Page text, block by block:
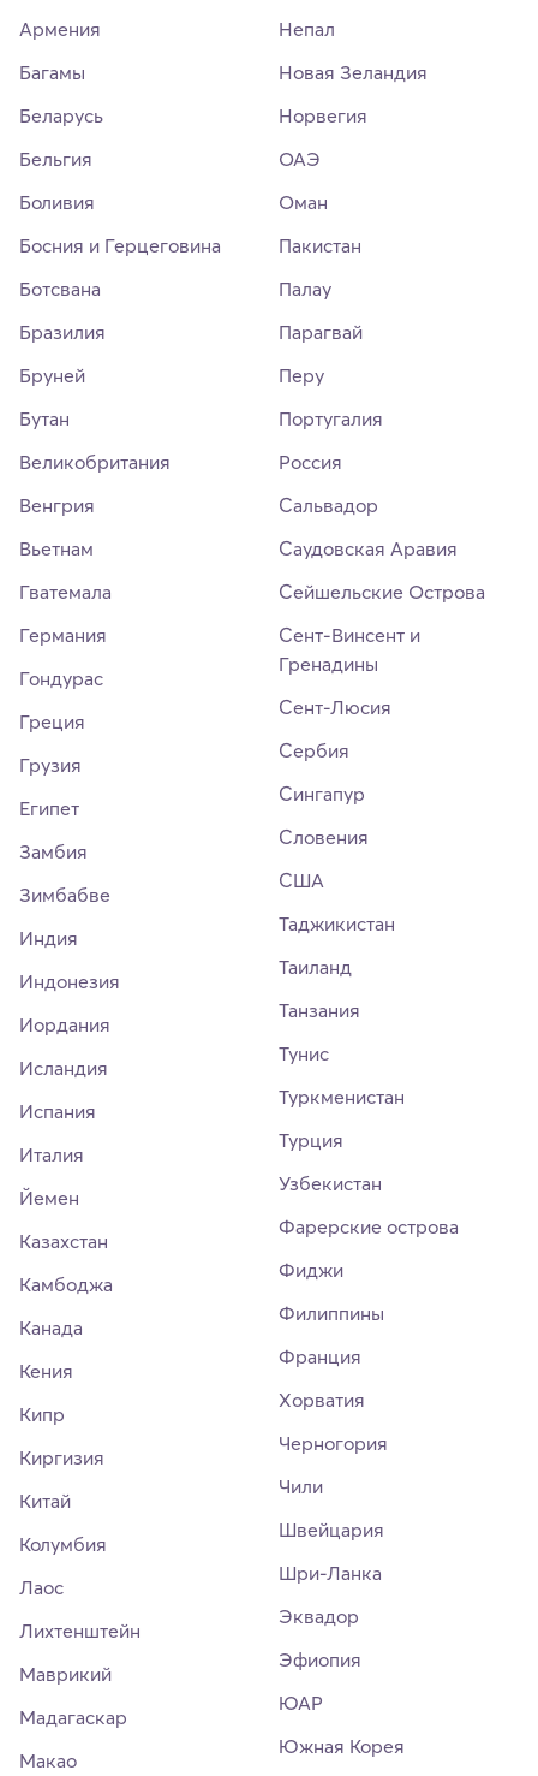
Армения
Багамы
Беларусь
Бельгия
Боливия
Босния и Герцеговина
Ботсвана
Бразилия
Бруней
Бутан
Великобритания
Венгрия
Вьетнам
Гватемала
Германия
Гондурас
Греция
Грузия
Египет
Замбия
Зимбабве
Индия
Индонезия
Иордания
Исландия
Испания
Италия
Йемен
Казахстан
Камбоджа
Канада
Кения
Кипр
Киргизия
Китай
Колумбия
Лаос
Лихтенштейн
Маврикий
Мадагаскар
Макао
Непал
Новая Зеландия
Норвегия
ОАЭ
Оман
Пакистан
Палау
Парагвай
Перу
Португалия
Россия
Сальвадор
Саудовская Аравия
Сейшельские Острова
Сент-Винсент и
Гренадины
Сент-Люсия
Сербия
Сингапур
Словения
США
Таджикистан
Таиланд
Танзания
Тунис
Туркменистан
Турция
Узбекистан
Фарерские острова
Фиджи
Филиппины
Франция
Хорватия
Черногория
Чили
Швейцария
Шри-Ланка
Эквадор
Эфиопия
ЮАР
Южная Корея